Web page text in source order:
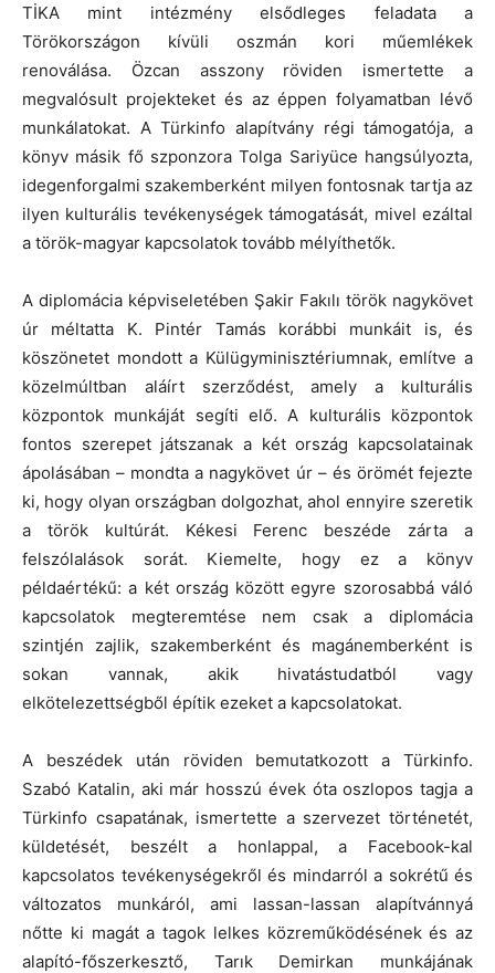
TİKA mint intézmény elsődleges feladata a
Törökországon kívüli oszmán kori műemlékek
renoválása. Özcan asszony röviden ismertette a
megvalósult projekteket és az éppen folyamatban lévő
munkálatokat. A Türkinfo alapítvány régi támogatója, a
könyv másik fő szponzora Tolga Sariyüce hangsúlyozta,
idegenforgalmi szakemberként milyen fontosnak tartja az
ilyen kulturális tevékenységek támogatását, mivel ezáltal
a török-magyar kapcsolatok tovább mélyíthetők.
A diplomácia képviseletében Şakir Fakılı török nagykövet
úr méltatta K. Pintér Tamás korábbi munkáit is, és
köszönetet mondott a Külügyminisztériumnak, említve a
közelmúltban aláírt szerződést, amely a kulturális
központok munkáját segíti elő. A kulturális központok
fontos szerepet játszanak a két ország kapcsolatainak
ápolásában – mondta a nagykövet úr – és örömét fejezte
ki, hogy olyan országban dolgozhat, ahol ennyire szeretik
a török kultúrát. Kékesi Ferenc beszéde zárta a
felszólalások sorát. Kiemelte, hogy ez a könyv
példaértékű: a két ország között egyre szorosabbá váló
kapcsolatok megteremtése nem csak a diplomácia
szintjén zajlik, szakemberként és magánemberként is
sokan vannak, akik hivatástudatból vagy
elkötelezettségből építik ezeket a kapcsolatokat.
A beszédek után röviden bemutatkozott a Türkinfo.
Szabó Katalin, aki már hosszú évek óta oszlopos tagja a
Türkinfo csapatának, ismertette a szervezet történetét,
küldetését, beszélt a honlappal, a Facebook-kal
kapcsolatos tevékenységekről és mindarról a sokrétű és
változatos munkáról, ami lassan-lassan alapítvánnyá
nőtte ki magát a tagok lelkes közreműködésének és az
alapító-főszerkesztő, Tarık Demirkan munkájának